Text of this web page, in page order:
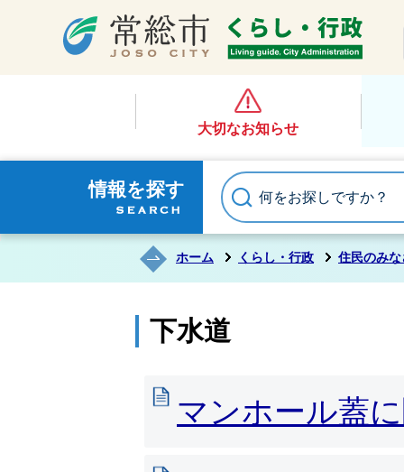
大切なお知らせ
情報を探す
ホーム くらし・行政 住民のみ
下水道
マンホール蓋